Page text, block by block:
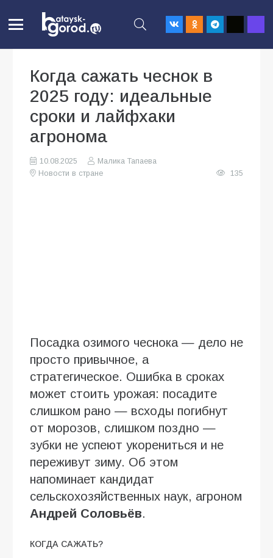
Когда сажать чеснок в
2025 году: идеальные
сроки и лайфхаки
агронома
10.08.2025
Малика Тапаева
Новости в стране
135
Посадка озимого чеснока — дело не
просто привычное, а
стратегическое. Ошибка в сроках
может стоить урожая: посадите
слишком рано — всходы погибнут
от морозов, слишком поздно —
зубки не успеют укорениться и не
переживут зиму. Об этом
напоминает кандидат
сельскохозяйственных наук, агроном
Андрей Соловьёв.
КОГДА САЖАТЬ?